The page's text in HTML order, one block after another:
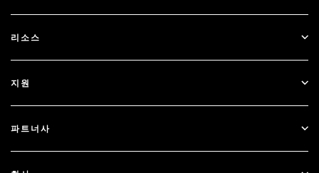
SecurID
다단계 인증
금융 서비스
리소스
블로그
지원
고객 지원
파트너사